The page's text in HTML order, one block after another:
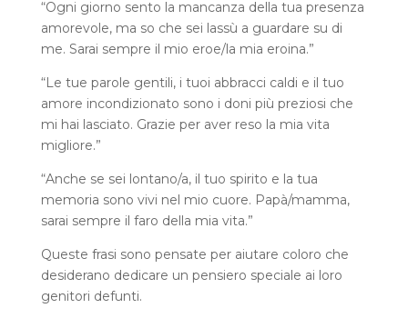
“Ogni giorno sento la mancanza della tua presenza
amorevole, ma so che sei lassù a guardare su di
me. Sarai sempre il mio eroe/la mia eroina.”
“Le tue parole gentili, i tuoi abbracci caldi e il tuo
amore incondizionato sono i doni più preziosi che
mi hai lasciato. Grazie per aver reso la mia vita
migliore.”
“Anche se sei lontano/a, il tuo spirito e la tua
memoria sono vivi nel mio cuore. Papà/mamma,
sarai sempre il faro della mia vita.”
Queste frasi sono pensate per aiutare coloro che
desiderano dedicare un pensiero speciale ai loro
genitori defunti.